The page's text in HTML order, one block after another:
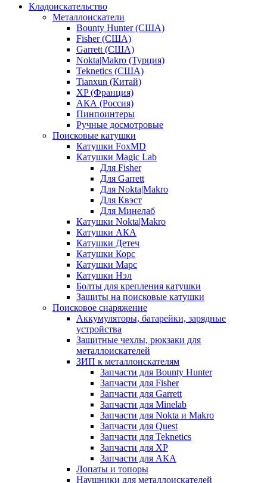
Кладоискательство
Металлоискатели
Bounty Hunter (США)
Fisher (США)
Garrett (США)
Nokta|Makro (Турция)
Teknetics (США)
Tianxun (Китай)
XP (Франция)
АКА (Россия)
Пинпоинтеры
Ручные досмотровые
Поисковые катушки
Катушки FoxMD
Катушки Magic Lab
Для Fisher
Для Garrett
Для Nokta|Makro
Для Квэст
Для Минелаб
Катушки Nokta|Makro
Катушки АКА
Катушки Детеч
Катушки Корс
Катушки Марс
Катушки Нэл
Болты для крепления катушки
Защиты на поисковые катушки
Поисковое снаряжение
Аккумуляторы, батарейки, зарядные
устройства
Защитные чехлы, рюкзаки для
металлоискателей
ЗИП к металлоискателям
Запчасти для Bounty Hunter
Запчасти для Fisher
Запчасти для Garrett
Запчасти для Minelab
Запчасти для Nokta и Makro
Запчасти для Quest
Запчасти для Teknetics
Запчасти для XP
Запчасти для АКА
Лопаты и топоры
Наушники для металлоискателей